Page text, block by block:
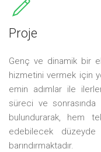
Proje
Genç ve dinamik bir
hizmetini vermek için
emin adımlar ile
süreci ve sonrasında
bulundurarak, hem
edebilecek düzeyde
barındırmaktadır.